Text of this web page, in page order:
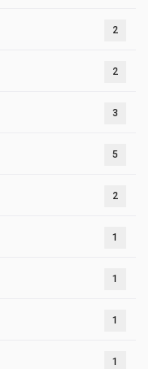
2
2
3
5
2
1
1
1
1